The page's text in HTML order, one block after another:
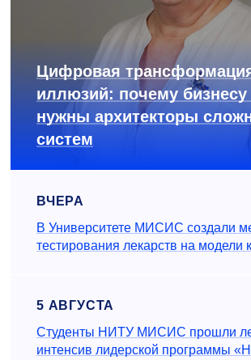
Цифровая
иллюзий: почему бизнесу
нужны архитекторы
систем
ВЧЕРА
В Университете МИСИС создали
тестирования лекарств на модели
5 АВГУСТА
Студенты НИТУ МИСИС прошли
интенсив лидерской программы